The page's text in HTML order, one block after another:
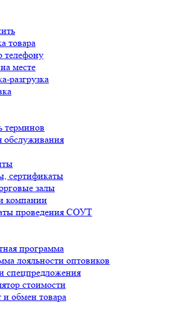
товара
телефону
месте
разгрузка
терминов
обслуживания
сертификаты
залы
компании
проведения СОУТ
программа
лояльности оптовиков
спецпредложения
стоимости
и обмен товара